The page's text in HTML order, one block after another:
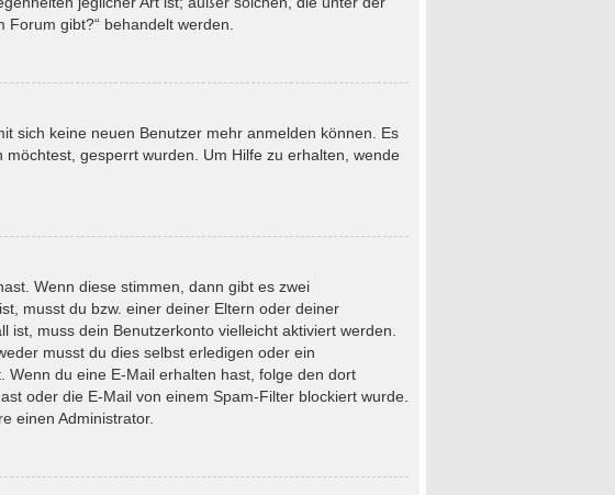
gibt?“ behandelt werden.
sich keine neuen Benutzer mehr anmelden können. Es
gesperrt wurden. Um Hilfe zu erhalten, wende
Wenn diese stimmen, dann gibt es zwei
musst du bzw. einer deiner Eltern oder deiner
muss dein Benutzerkonto vielleicht aktiviert werden.
musst du dies selbst erledigen oder ein
Wenn du eine E-Mail erhalten hast, folge den dort
oder die E-Mail von einem Spam-Filter blockiert wurde.
einen Administrator.